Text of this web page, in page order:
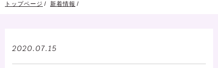
トップページ 新着情報
2020.07.15